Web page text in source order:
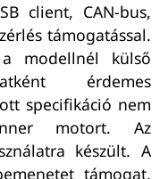
client, CAN-bus,
támogatással.
modellnél külső
érdemes
specifikáció nem
motort. Az
készült. A
támogat,